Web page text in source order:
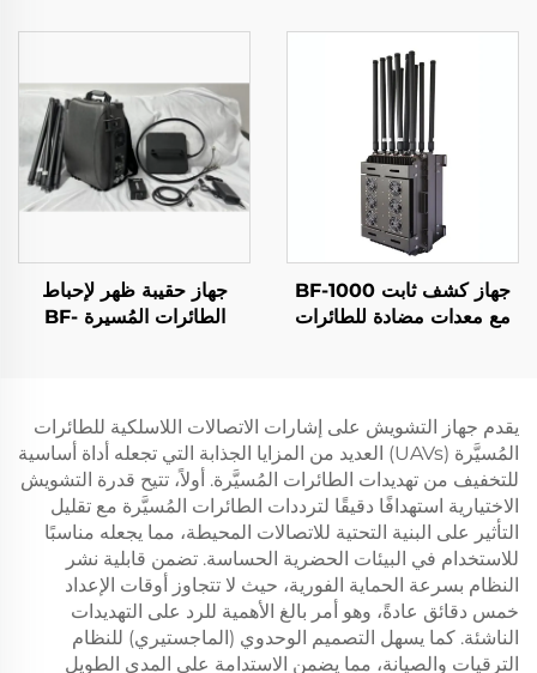
المضاد للطائرات بدون طيار،
درع ترددي فعال، إشارات
الطائرات بدون طيار UAV
الطائرات بدون طيار، وحدة
بتردد 5.2/5.8 غيغاهرتز، درع
RF كافٍ بتردد 5.2/5.8
غيغاهرتز، 100 واط و 50
ديسيبل للميجاهرتز
جهاز كشف ثابت BF-1000
مع معدات مضادة للطائرات
جهاز حقيبة ظهر لإحباط
الطائرات المُسيرة BF-
يقدم جهاز التشويش على إشارات الاتصالات اللاسلكية للطائرات
المُسيَّرة (UAVs) العديد من المزايا الجذابة التي تجعله أداة أساسية
للتخفيف من تهديدات الطائرات المُسيَّرة. أولاً، تتيح قدرة التشويش
الاختيارية استهدافًا دقيقًا لترددات الطائرات المُسيَّرة مع تقليل
التأثير على البنية التحتية للاتصالات المحيطة، مما يجعله مناسبًا
للاستخدام في البيئات الحضرية الحساسة. تضمن قابلية نشر
النظام بسرعة الحماية الفورية، حيث لا تتجاوز أوقات الإعداد
خمس دقائق عادةً، وهو أمر بالغ الأهمية للرد على التهديدات
الناشئة. كما يسهل التصميم الوحدوي (الماجستيري) للنظام
الترقيات والصيانة، مما يضمن الاستدامة على المدى الطويل